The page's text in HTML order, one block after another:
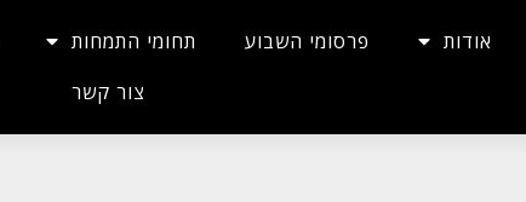
אודות פרסומי השבוע תחומי התמחות
צור קשר